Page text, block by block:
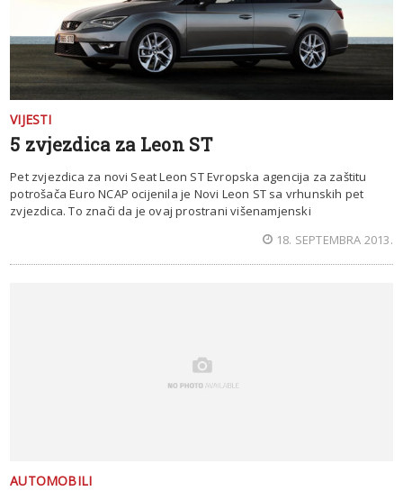
VIJESTI
5 zvjezdica za Leon ST
Pet zvjezdica za novi Seat Leon ST Evropska agencija za zaštitu
potrošača Euro NCAP ocijenila je Novi Leon ST sa vrhunskih pet
zvjezdica. To znači da je ovaj prostrani višenamjenski
18. SEPTEMBRA 2013.
AUTOMOBILI